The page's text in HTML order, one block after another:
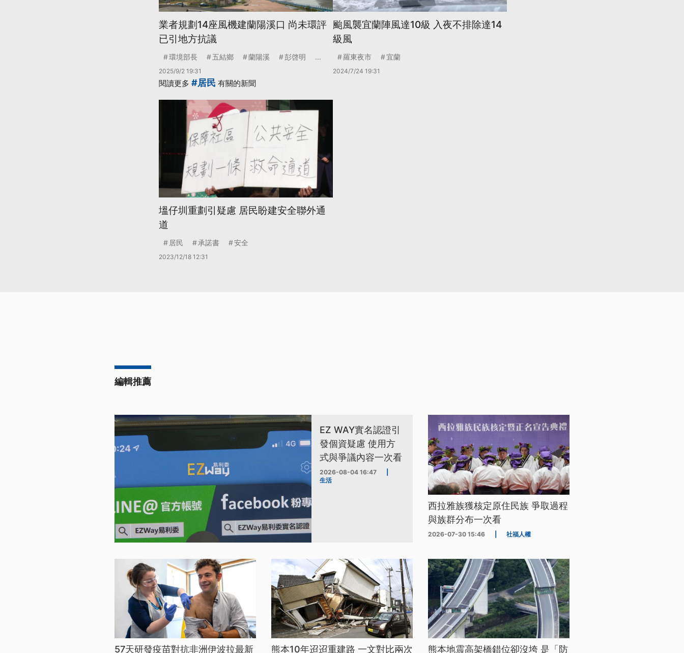
業者規劃14座風機建蘭陽溪口 尚未環評
已引地方抗議
環境部長 五結鄉 蘭陽溪 彭啓明 ...
2025/9/2 19:31
颱風襲宜蘭陣風達10級 入夜不排除達14
級風
羅東夜市 宜蘭
2024/7/24 19:31
閱讀更多 #居民 有關的新聞
塭仔圳重劃引疑慮 居民盼建安全聯外通
道
居民 承諾書 安全
2023/12/18 12:31
編輯推薦
EZ WAY實名認證引
發個資疑慮 使用方
式與爭議內容一次看
2026-08-04 16:47
生活
西拉雅族獲核定原住民族 爭取過程
與族群分布一次看
2026-07-30 15:46 社福人權
57天研發疫苗對抗非洲伊波拉最新 熊本10年迢迢重建路 一文對比兩次 熊本地震高架橋錯位卻沒垮 是「防